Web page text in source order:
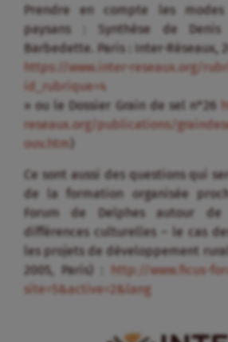
Prendre en compte les modes
paysans : Synthèse de
Barbedette. Paris : Inter-Réseaux,
https://www.inter-reseaux.org/
id_rubrique=4
» ou le Dossier Grain de sel n°26
reseaux.org/publications/
ouv.htm
Ce sont aussi des questions qui
de la formation organisée
Forum de Delphes autour
différences culturelles – le cas
les projets de développement
2005, Paris) :
http://www.ficus-
site=5&active=2&lang